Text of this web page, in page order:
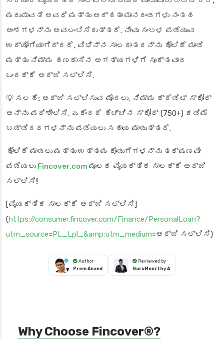
ಮರುಪಾವತಿ ಅವಧಿ ಮತ್ತು ಅರ್ಹತಾ ಮಾನದಂಡಗಳು ನಂತಹ
ಅಂಶಗಳನ್ನು ಅವಲಂಬಿಸಿರುತ್ತದೆ. ನೀವು ಸಂಬಳ ಪಡೆಯುವ
ಉದ್ಯೋಗಿಯಾಗಿದ್ದರೆ, ವಿಭಿನ್ನ ಸಾಲದಾತರನ್ನು ಹೋಲಿಕೆ ಮಾಡಿ
ಮತ್ತು ನಿಮ್ಮ ಹಣಕಾಸಿನ ಅಗತ್ಯಗಳಿಗೆ ಸೂಕ್ತವಾದ
ಒಂದಕ್ಕೆ ಅರ್ಜಿ ಸಲ್ಲಿಸಿ.
💡 ಸಲಹೆ: ಅರ್ಜಿ ಸಲ್ಲಿಸುವ ಮೊದಲು, ನಿಮ್ಮ ಕ್ರೆಡಿಟ್ ಸ್ಕೋರ್
ಅನ್ನು ಪರಿಶೀಲಿಸಿ, ಏಕೆಂದರೆ ಹೆಚ್ಚಿನ ಸ್ಕೋರ್ (750+) ಕಡಿಮೆ
ಬಡ್ಡಿದರಗಳನ್ನು ಪಡೆಯಲು ಸಹಾಯ ಮಾಡುತ್ತದೆ.
ಹೋಲಿಕೆ ಮಾಡಲು ಮತ್ತು ಉತ್ತಮ ಕೊಡುಗೆಗಳನ್ನು ತಕ್ಷಣವೇ
ಪಡೆಯಲು Fincover.com ಮೂಲಕ ವೈಯಕ್ತಿಕ ಸಾಲಕ್ಕೆ ಅರ್ಜಿ
ಸಲ್ಲಿಸಿ!
[ವೈಯಕ್ತಿಕ ಸಾಲಕ್ಕೆ ಅರ್ಜಿ ಸಲ್ಲಿಸಿ]
(https://consumer.fincover.com/Finance/PersonalLoan?
utm_source=PL_Lpl_&amp;utm_medium=ಅರ್ಜಿ ಸಲ್ಲಿಸಿ)
Author
Prem Anand
Reviewed by
GuruMoorthy A
Why Choose Fincover®?